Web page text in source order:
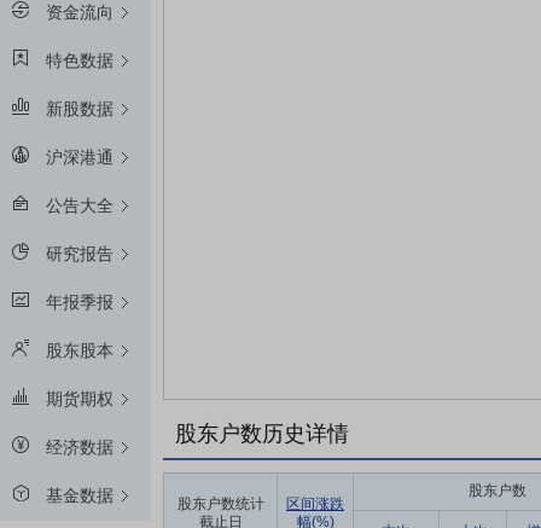
资金流向
特色数据
新股数据
沪深港通
公告大全
研究报告
年报季报
股东股本
期货期权
经济数据
基金数据
股东户数历史详情
股东户数统计
截止日
区间涨跌
幅(%)
股东户数